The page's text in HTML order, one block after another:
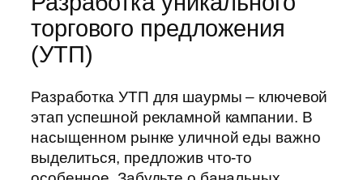
торгового предложения
(УТП)
Разработка УТП для шаурмы – ключевой
этап успешной рекламной кампании. В
насыщенном рынке уличной еды важно
выделиться, предложив что-то